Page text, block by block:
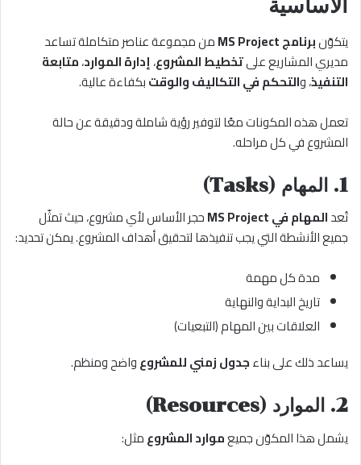
يتكوّنبرنامج MS Project
من مجموعة عناصر متكاملة تساعد
مديري المشاريع علىتخطيط المشروع،إدارة الموارد،متابعة
التنفيذ، والتحكم في التكاليف والوقتبكفاءة عالية.
تعمل هذه المكونات معًا لتوفير رؤية شاملة ودقيقة عن حالة
المشروع في كل مراحله.
1. المهام (Tasks)
تُعدالمهام في MS Project
حجر الأساس لأي مشروع، حيث تمثّل
جميع الأنشطة التي يجب تنفيذها لتحقيق أهداف المشروع. يمكن تحديد:
مدة كل مهمة
تاريخ البداية والنهاية
العلاقات بين المهام (التبعيات)
يساعد ذلك على بناءجدول زمني للمشروعواضح ومنظم.
2. الموارد (Resources)
يشمل هذا المكوّن جميعموارد المشروعمثل: